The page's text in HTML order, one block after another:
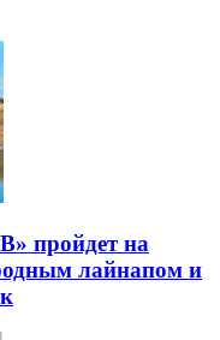
пройдет на
лайнапом и